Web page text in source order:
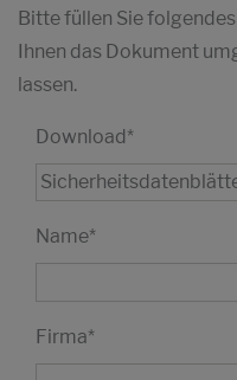
Bitte füllen Sie
Ihnen das Dokument
lassen.
Download*
Name*
Firma*